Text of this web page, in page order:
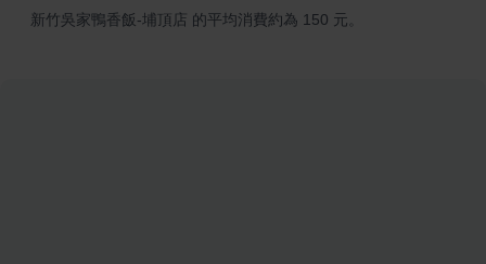
新竹吳家鴨香飯-埔頂店 的平均消費約為 150 元。